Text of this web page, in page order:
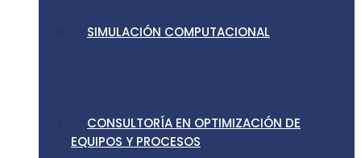
SIMULACIÓN COMPUTACIONAL
CONSULTORÍA EN OPTIMIZACIÓN DE
EQUIPOS Y PROCESOS